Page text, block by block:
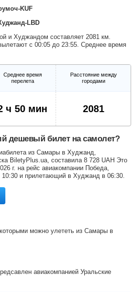
KUF
LBD
и Худжандом составляет 2081 км.
с 00:05 до 23:55. Среднее время
Среднее время
перелета
Расстояние между
городами
ч 50 мин 2081
дешевый билет на самолет?
из Самары в Худжанд,
BiletyPlus.ua, составила 8 728 UAH Это
г. на рейс авиакомпании Победа,
и прилетающий в Худжанд в 06:30.
можно улететь из Самары в
авиакомпанией Уральские